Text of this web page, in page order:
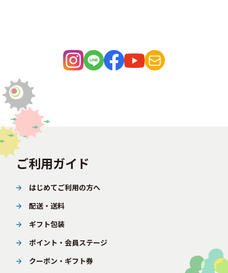
ご利用ガイド
はじめてご利用の方へ
配送・送料
ギフト包装
ポイント・会員ステージ
クーポン・ギフト券